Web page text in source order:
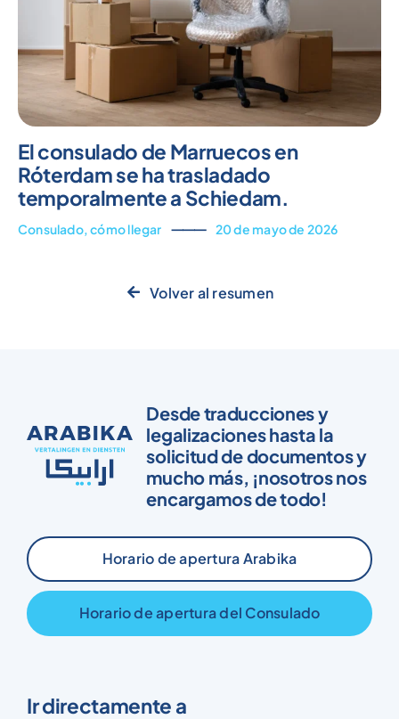
El consulado de Marruecos en
Róterdam se ha trasladado
temporalmente a Schiedam.
Consulado,cómollegar ⸻ 20 de mayo de 2026
Volver al resumen
Desde traducciones y
legalizaciones hasta la
solicitud de documentos y
mucho más, ¡nosotros nos
encargamos de todo!
Horario de apertura Arabika
Horario de apertura del Consulado
Ir directamente a